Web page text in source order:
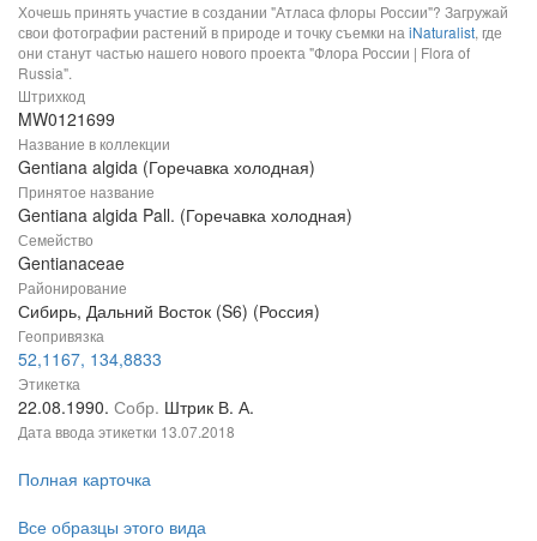
Хочешь принять участие в создании "Атласа флоры России"? Загружай
свои фотографии растений в природе и точку съемки на iNaturalist, где
они станут частью нашего нового проекта "Флора России | Flora of
Russia".
Штрихкод
MW0121699
Название в коллекции
Gentiana algida (Горечавка холодная)
Принятое название
Gentiana algida Pall. (Горечавка холодная)
Семейство
Gentianaceae
Районирование
Сибирь, Дальний Восток (S6) (Россия)
Геопривязка
52,1167, 134,8833
Этикетка
22.08.1990. Собр. Штрик В. А.
Дата ввода этикетки 13.07.2018
Полная карточка
Все образцы этого вида